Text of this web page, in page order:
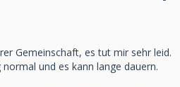
Gemeinschaft, es tut mir sehr leid.
und es kann lange dauern.